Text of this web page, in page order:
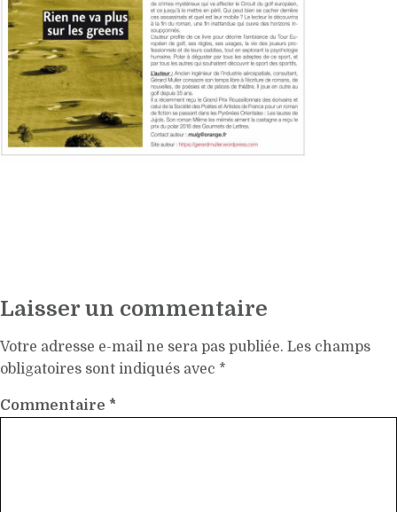
Laisser un commentaire
Votre adresse e-mail ne sera pas publiée. Les champs
obligatoires sont indiqués avec *
Commentaire *